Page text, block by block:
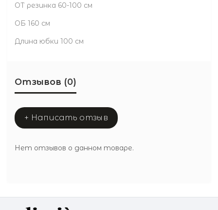
ОТ резинка 60-100 см
ОБ 160 см
Длина юбки 100 см
Отзывов (0)
+ Написать отзыв
Нет отзывов о данном товаре.